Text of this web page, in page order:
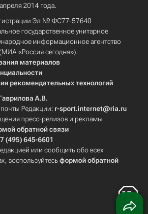
2014 года.
Эл № ФС77-57640
государственное унитарное
информационное агентство
«Россия сегодня»).
материалов
рекомендательных технологий
А.В.
Редакции: r-sport.internet@ria.ru
пресс-релизов и рекламы
обратной связи
7 (495) 645-6601
или сообщить обо всех
воспользуйтесьформой обратной